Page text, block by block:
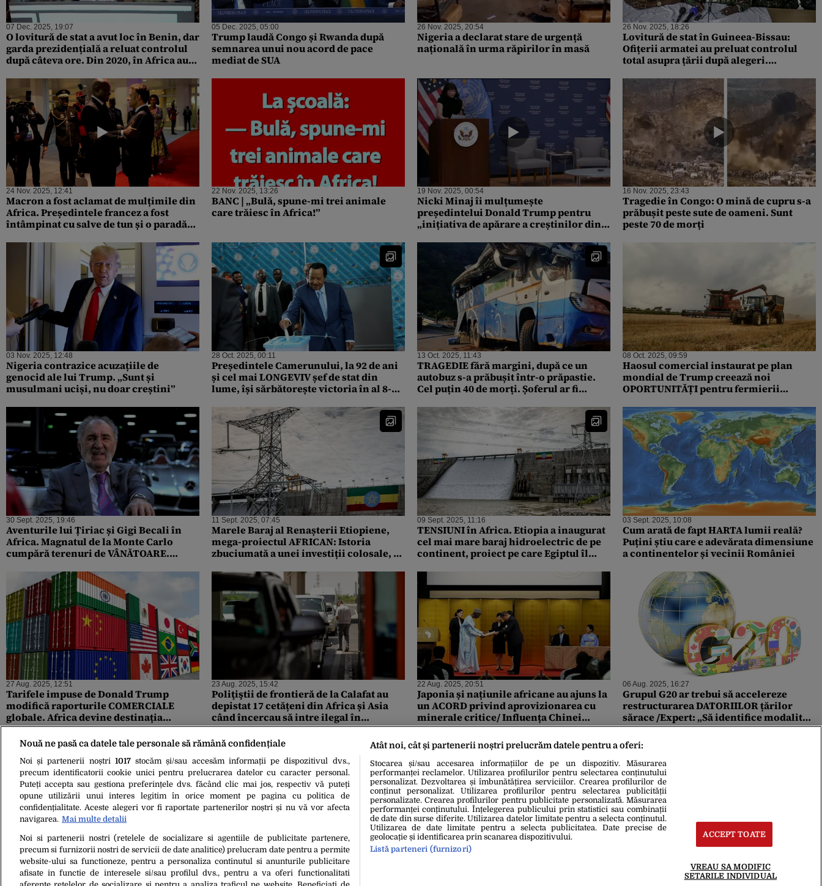
07 Dec. 2025, 19:07
O lovitură de stat a avut loc în Benin, dar
garda prezidențială a reluat controlul
după câteva ore. Din 2020, în Africa au
05 Dec. 2025, 05:00
Trump laudă Congo și Rwanda după
semnarea unui nou acord de pace
mediat de SUA
26 Nov. 2025, 20:54
Nigeria a declarat stare de urgență
națională în urma răpirilor în masă
26 Nov. 2025, 18:26
Lovitură de stat în Guineea-Bissau:
Ofițerii armatei au preluat controlul
total asupra țării după alegeri.
24 Nov. 2025, 12:41
Macron a fost aclamat de mulțimile din
Africa. Președintele francez a fost
întâmpinat cu salve de tun și o paradă
22 Nov. 2025, 13:26
BANC | „Bulă, spune-mi trei animale
care trăiesc în Africa!”
19 Nov. 2025, 00:54
Nicki Minaj îi mulțumește
președintelui Donald Trump pentru
„inițiativa de apărare a creștinilor din
16 Nov. 2025, 23:43
Tragedie în Congo: O mină de cupru s-a
prăbușit peste sute de oameni. Sunt
peste 70 de morți
03 Nov. 2025, 12:48
Nigeria contrazice acuzațiile de
genocid ale lui Trump. „Sunt și
musulmani uciși, nu doar creștini”
28 Oct. 2025, 00:11
Președintele Camerunului, la 92 de ani
și cel mai LONGEVIV șef de stat din
lume, își sărbătorește victoria în al 8-
13 Oct. 2025, 11:43
TRAGEDIE fără margini, după ce un
autobuz s-a prăbușit într-o prăpastie.
Cel puțin 40 de morți. Șoferul ar fi
08 Oct. 2025, 09:59
Haosul comercial instaurat pe plan
mondial de Trump creează noi
OPORTUNITĂȚI pentru fermierii
30 Sept. 2025, 19:46
Aventurile lui Țiriac și Gigi Becali în
Africa. Magnatul de la Monte Carlo
cumpără terenuri de VÂNĂTOARE.
11 Sept. 2025, 07:45
Marele Baraj al Renașterii Etiopiene,
mega-proiectul AFRICAN: Istoria
zbuciumată a unei investiții colosale, cu
09 Sept. 2025, 11:16
TENSIUNI în Africa. Etiopia a inaugurat
cel mai mare baraj hidroelectric de pe
continent, proiect pe care Egiptul îl
03 Sept. 2025, 10:08
Cum arată de fapt HARTA lumii reală?
Puțini știu care e adevărata dimensiune
a continentelor și vecinii României
27 Aug. 2025, 12:51
Tarifele impuse de Donald Trump
modifică raporturile COMERCIALE
globale. Africa devine destinația
favorită a exportatorilor chinezi
23 Aug. 2025, 15:42
Poliţiştii de frontieră de la Calafat au
depistat 17 cetățeni din Africa și Asia
când încercau să intre ilegal în
România
22 Aug. 2025, 20:51
Japonia și națiunile africane au ajuns la
un ACORD privind aprovizionarea cu
minerale critice/ Influența Chinei
provoacă îngrijorări majore
06 Aug. 2025, 16:27
Grupul G20 ar trebui să accelereze
restructurarea DATORIILOR țărilor
sărace /Expert: „Să identifice modalități
de facilitare”
22 Iul. 2025, 16:29
Omenirea se îndreaptă cu pași repezi
spre colaps de la schimbările climatice.
11 mari orașe riscă să rămână fără APĂ
Nouă ne pasă ca datele tale personale să rămână confidențiale
Noi și partenerii noștri 1017stocăm și/sau accesăm informații pe dispozitivul dvs.,
precum identificatorii cookie unici pentru prelucrarea datelor cu caracter personal.
Puteți accepta sau gestiona preferințele dvs. făcând clic mai jos, respectiv vă puteți
opune utilizării unui interes legitim în orice moment pe pagina cu politica de
confidențialitate. Aceste alegeri vor fi raportate partenerilor noștri și nu vă vor afecta
navigarea. Mai multe detalii
Noi si partenerii nostri (retelele de socializare si agentiile de publicitate partenere,
precum si furnizorii nostri de servicii de date analitice) prelucram date pentru a permite
website-ului sa functioneze, pentru a personaliza continutul si anunturile publicitare
afisate in functie de interesele si/sau profilul dvs., pentru a va oferi functionalitati
Atât noi, cât și partenerii noștri prelucrăm datele pentru a oferi:
Stocarea și/sau accesarea informațiilor de pe un dispozitiv. Măsurarea
performanței reclamelor. Utilizarea profilurilor pentru selectarea conținutului
personalizat. Dezvoltarea și îmbunătățirea serviciilor. Crearea profilurilor de
conținut personalizat. Utilizarea profilurilor pentru selectarea publicității
personalizate. Crearea profilurilor pentru publicitate personalizată. Măsurarea
performanței conținutului. Înțelegerea publicului prin statistici sau combinații
de date din surse diferite. Utilizarea datelor limitate pentru a selecta conținutul.
Utilizarea de date limitate pentru a selecta publicitatea. Date precise de
geolocație și identificarea prin scanarea dispozitivului.
Listă parteneri (furnizori)
ACCEPT TOATE
VREAU SA MODIFIC
SETARILE INDIVIDUAL